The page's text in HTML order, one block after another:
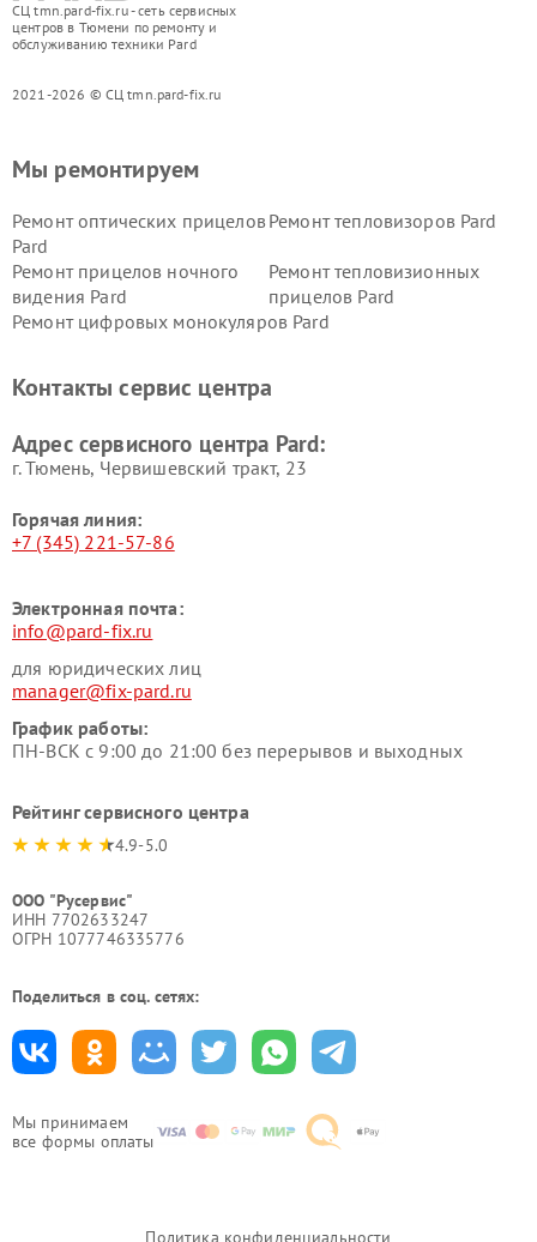
СЦ tmn.pard-fix.ru - сеть сервисных
центров в Тюмени по ремонту и
обслуживанию техники Pard
2021-2026 © СЦ tmn.pard-fix.ru
Мы принимаем
все формы оплаты
Мы ремонтируем
Ремонт оптических прицелов
Pard
Ремонт тепловизоров Pard
Ремонт прицелов ночного
видения Pard
Ремонт тепловизионных
прицелов Pard
Ремонт цифровых монокуляров Pard
Контакты сервис центра
Адрес сервисного центра Pard:
г. Тюмень, ​Червишевский тракт, 23
Горячая линия:
+7 (345) 221-57-86
Электронная почта:
info@pard-fix.ru
для юридических лиц
manager@fix-pard.ru
График работы:
ПН-ВСК с 9:00 до 21:00 без перерывов и выходных
Рейтинг сервисного центра
4.9-5.0
ООО "Русервис"
ИНН 7702633247
ОГРН 1077746335776
Поделиться в соц. сетях:
Политика конфиденциальности